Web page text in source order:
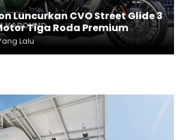
Luncurkan CVO Street Glide 3
Tiga Roda Premium
Lalu